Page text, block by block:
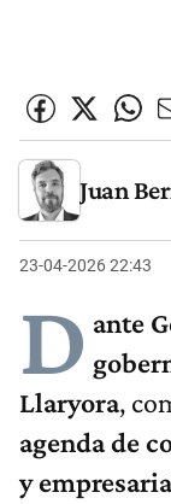
Juan
23-04-2026 22:43
D ante
Llaryora,
agenda de
y